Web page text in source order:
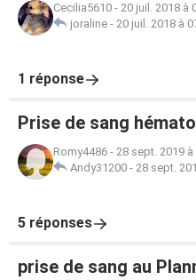
Cecilia5610 - 20 juil. 2018 à
joraline - 20 juil. 2018 à
1 réponse
Prise de sang
Romy4486 - 28 sept. 2019 à
Andy31200 - 28 sept.
5 réponses
prise de sang au